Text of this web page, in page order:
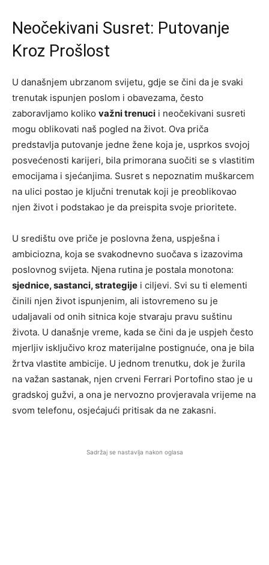
Neočekivani Susret: Putovanje
Kroz Prošlost
U današnjem ubrzanom svijetu, gdje se čini da je svaki
trenutak ispunjen poslom i obavezama, često
zaboravljamo koliko važni trenuci i neočekivani susreti
mogu oblikovati naš pogled na život. Ova priča
predstavlja putovanje jedne žene koja je, usprkos svojoj
posvećenosti karijeri, bila primorana suočiti se s vlastitim
emocijama i sjećanjima. Susret s nepoznatim muškarcem
na ulici postao je ključni trenutak koji je preoblikovao
njen život i podstakao je da preispita svoje prioritete.
U središtu ove priče je poslovna žena, uspješna i
ambiciozna, koja se svakodnevno suočava s izazovima
poslovnog svijeta. Njena rutina je postala monotona:
sjednice, sastanci, strategije i ciljevi. Svi su ti elementi
činili njen život ispunjenim, ali istovremeno su je
udaljavali od onih sitnica koje stvaraju pravu suštinu
života. U današnje vreme, kada se čini da je uspjeh često
mjerljiv isključivo kroz materijalne postignuće, ona je bila
žrtva vlastite ambicije. U jednom trenutku, dok je žurila
na važan sastanak, njen crveni Ferrari Portofino stao je u
gradskoj gužvi, a ona je nervozno provjeravala vrijeme na
svom telefonu, osjećajući pritisak da ne zakasni.
Sadržaj se nastavlja nakon oglasa